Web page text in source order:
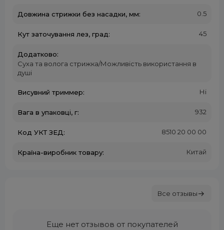
Довжина стрижки без насадки, мм: 0.5
Кут заточування лез, град: 45
Додатково:
Суха та волога стрижка/Можливість використання в
душі
Висувний триммер: Ні
Вага в упаковці, г: 932
Код УКТ ЗЕД: 8510 20 00 00
Країна-виробник товару: Китай
Все отзывы
Еще нет отзывов от покупателей